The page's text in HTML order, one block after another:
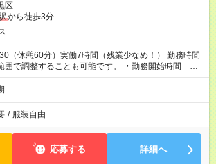
区
から徒歩3分
（休憩60分）実働7時間（残業少なめ！） 勤務時間
囲で調整することも可能です。 ・勤務開始時間
・勤務終了時間 16:30～18:30 ・実働 06:00～
/ 服装自由
応募する 詳細へ